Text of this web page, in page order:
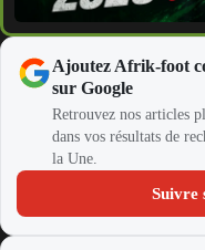
Ajoutez Afrik-foot
sur Google
Retrouvez nos articles
dans vos résultats de
la Une.
Suivre